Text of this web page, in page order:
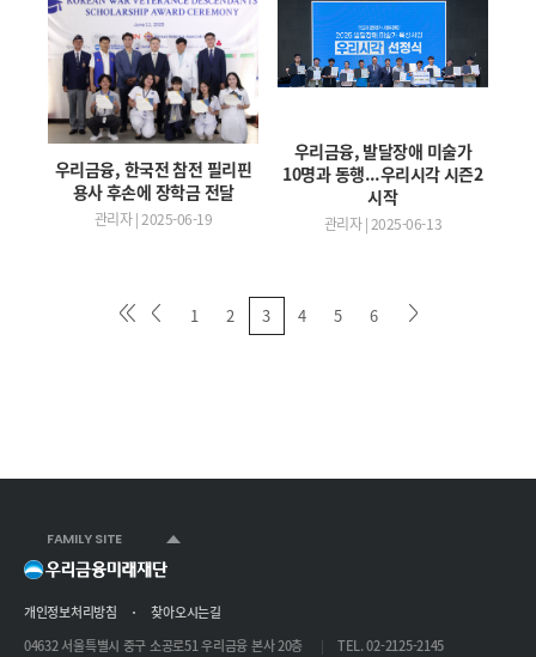
우리금융, 한국전 참전 필리핀
용사 후손에 장학금 전달
관리자 | 2025-06-19
우리금융, 발달장애 미술가
10명과 동행...우리시각 시즌2
시작
관리자 | 2025-06-13
1 2 3 4 5 6
개인정보처리방침
찾아오시는길
04632 서울특별시 중구 소공로51 우리금융 본사 20층
TEL. 02-2125-2145
FAMILY SITE